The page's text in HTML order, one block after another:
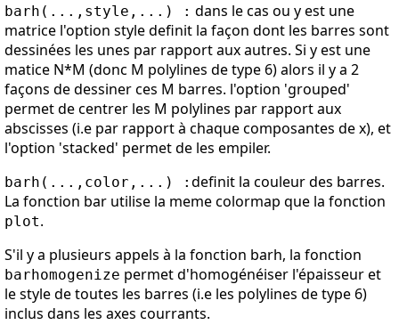
barh(...,style,...) : dans le cas ou y est une
matrice l'option style definit la façon dont les barres sont
dessinées les unes par rapport aux autres. Si y est une
matice N*M (donc M polylines de type 6) alors il y a 2
façons de dessiner ces M barres. l'option 'grouped'
permet de centrer les M polylines par rapport aux
abscisses (i.e par rapport à chaque composantes de x), et
l'option 'stacked' permet de les empiler.
barh(...,color,...) : definit la couleur des barres.
La fonction bar utilise la meme colormap que la fonction
plot.
S'il y a plusieurs appels à la fonction barh, la fonction
barhomogenize permet d'homogénéiser l'épaisseur et
le style de toutes les barres (i.e les polylines de type 6)
inclus dans les axes courrants.